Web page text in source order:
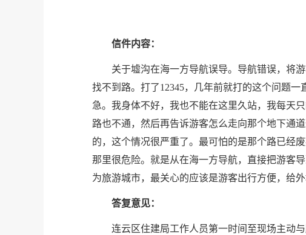
信件内容：
关于墟沟在海一方导航误导。导航错误，将
找不到路。打了12345，几年前就打的这个问题
急。我身体不好，我也不能在这里久站，我每天
路也不通，然后再告诉游客怎么走向那个地下通
的，这个情况很严重了。最可怕的是那个路已经
那里很危险。就是从在海一方导航，直接把游客
为旅游城市，最关心的应该是游客出行方便，给
答复意见：
连云区住建局工作人员第一时间至现场主动